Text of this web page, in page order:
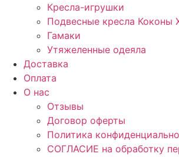
Кресла-игрушки
Подвесные кресла Коконы
Гамаки
Утяжеленные одеяла
Доставка
Оплата
О нас
Отзывы
Договор оферты
Политика
СОГЛАСИЕ на обработку